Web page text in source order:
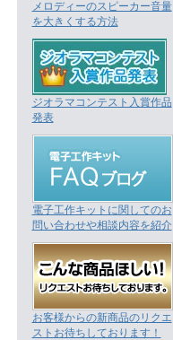
メロディーのスピーカー音量
を大きくする方法
ジオラマコンテスト入賞作品
発表
電子工作キットに関してのお
問い合わせや相談内容を紹介
お客様からの新商品のリクエ
ストお待ちしております！